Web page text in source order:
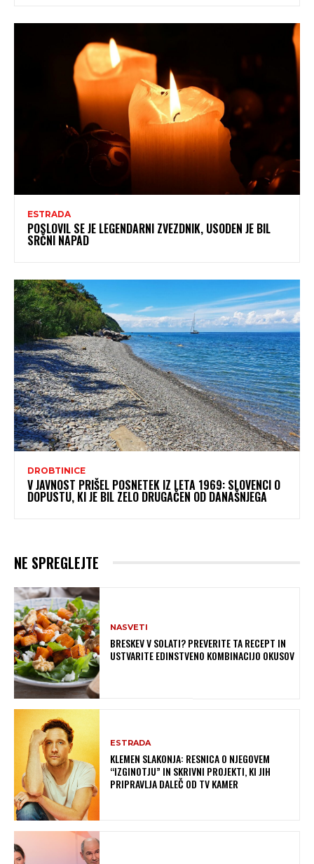
ESTRADA
POSLOVIL SE JE LEGENDARNI ZVEZDNIK, USODEN JE BIL
SRČNI NAPAD
DROBTINICE
V JAVNOST PRIŠEL POSNETEK IZ LETA 1969: SLOVENCI O
DOPUSTU, KI JE BIL ZELO DRUGAČEN OD DANAŠNJEGA
NE SPREGLEJTE
NASVETI
BRESKEV V SOLATI? PREVERITE TA RECEPT IN
USTVARITE EDINSTVENO KOMBINACIJO OKUSOV
ESTRADA
KLEMEN SLAKONJA: RESNICA O NJEGOVEM
“IZGINOTJU” IN SKRIVNI PROJEKTI, KI JIH
PRIPRAVLJA DALEČ OD TV KAMER